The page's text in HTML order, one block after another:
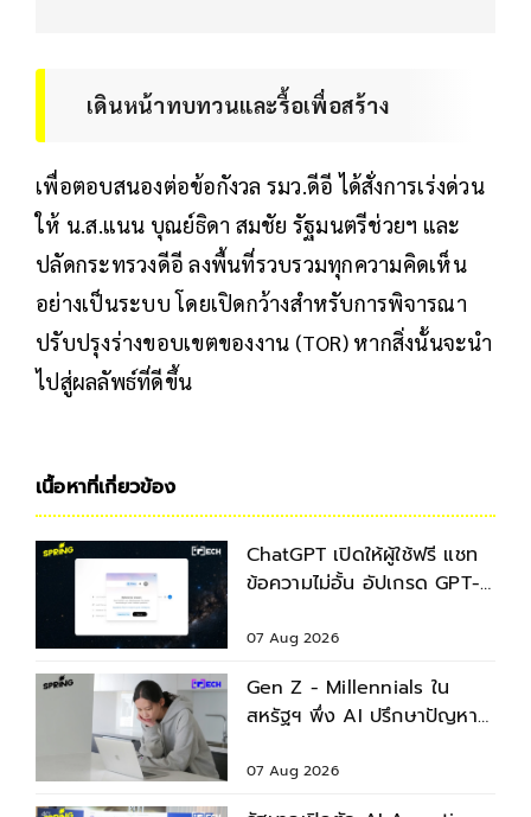
เดินหน้าทบทวนและรื้อเพื่อสร้าง
เพื่อตอบสนองต่อข้อกังวล รมว.ดีอี ได้สั่งการเร่งด่วน
ให้ น.ส.แนน บุณย์ธิดา สมชัย รัฐมนตรีช่วยฯ และ
ปลัดกระทรวงดีอี ลงพื้นที่รวบรวมทุกความคิดเห็น
อย่างเป็นระบบ โดยเปิดกว้างสำหรับการพิจารณา
ปรับปรุงร่างขอบเขตของงาน (TOR) หากสิ่งนั้นจะนำ
ไปสู่ผลลัพธ์ที่ดีขึ้น
เนื้อหาที่เกี่ยวข้อง
ChatGPT เปิดให้ผู้ใช้ฟรี แชท
ข้อความไม่อั้น อัปเกรด GPT-
07 Aug 2026
Gen Z - Millennials ใน
สหรัฐฯ พึ่ง AI ปรึกษาปัญหา
07 Aug 2026